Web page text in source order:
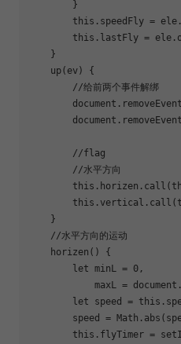
        }
this .speedFly =
this .lastFly =
    }
    up(ev) {
//给前两个事件解绑
document
document
//flag
//水平方向
this .horizen.call(
this .vertical.call(
    }
//水平方向的运动
    horizen() {
let minL = 0 ,
            maxL =
document
let speed = this
        speed =
Math
this .flyTimer =